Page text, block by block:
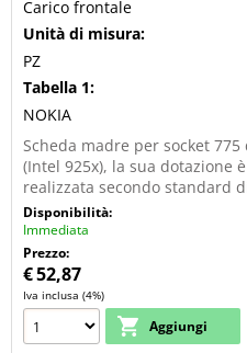
Carico frontale
Unità di misura:
PZ
Tabella 1:
NOKIA
Scheda madre per socket
(Intel 925x), la sua dotazione
realizzata secondo standard
Disponibilità:
Immediata
Prezzo:
€52,87
Iva inclusa (4%)